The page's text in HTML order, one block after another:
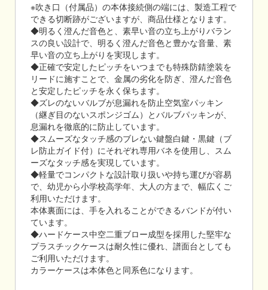
※吹き口（付属品）の本体接続側の端には、製造工程で
できる切断跡がございますが、商品仕様となります。
◆明るく澄んだ音色と、素早い音の立ち上がりバラン
スの良い設計で、明るく澄んだ音色と豊かな音量、素
早い音の立ち上がりを実現します。
◆正確で安定したピッチをいつまでも特殊防錆塗装を
リードに施すことで、金属の劣化を防ぎ、澄んだ音色
と安定したピッチを永く保ちます。
◆ズレのないバルブが息漏れを防止空気室パッキン
（継ぎ目のないスポンジゴム）とバルブパッキンが、
息漏れを徹底的に防止しています。
◆スムーズなタッチ感のブレない鍵盤白鍵・黒鍵（ブ
レ防止ガイド付）にそれぞれ専用バネを使用し、スム
ーズなタッチ感を実現しています。
◆軽量でコンパクトな設計取り扱いや持ち運びが容易
で、幼児から小学校高学年、大人の方まで、幅広くご
利用いただけます。
本体裏面には、手を入れることができるバンドが付い
ています。
◆ハードケース中空二重ブロー成型を採用した堅牢な
プラスチックケースは耐久性に優れ、譜面台としても
ご利用いただけます。
カラーケースは本体色と同系色になります。